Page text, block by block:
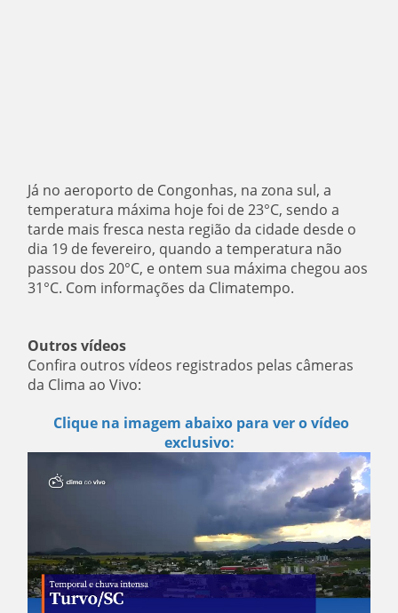
Já no aeroporto de Congonhas, na zona sul, a
temperatura máxima hoje foi de 23°C, sendo a
tarde mais fresca nesta região da cidade desde o
dia 19 de fevereiro, quando a temperatura não
passou dos 20°C, e ontem sua máxima chegou aos
31°C. Com informações da Climatempo.
Outros vídeos
Confira outros vídeos registrados pelas câmeras
da Clima ao Vivo:
Clique na imagem abaixo para ver o vídeo
exclusivo: